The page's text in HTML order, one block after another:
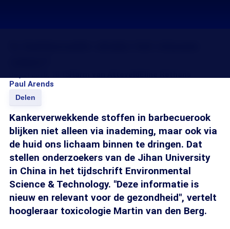
Paul Arends
Delen
Kankerverwekkende stoffen in barbecuerook
blijken niet alleen via inademing, maar ook via
de huid ons lichaam binnen te dringen. Dat
stellen onderzoekers van de Jihan University
in China in het tijdschrift Environmental
Science & Technology. "Deze informatie is
nieuw en relevant voor de gezondheid", vertelt
hoogleraar toxicologie Martin van den Berg.